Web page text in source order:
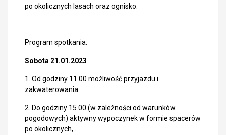
po okolicznych lasach oraz ognisko.
Program spotkania:
Sobota 21.01.2023
1. Od godziny 11.00 możliwość przyjazdu i
zakwaterowania.
2. Do godziny 15.00 (w zależności od warunków
pogodowych) aktywny wypoczynek w formie spacerów
po okolicznych,…